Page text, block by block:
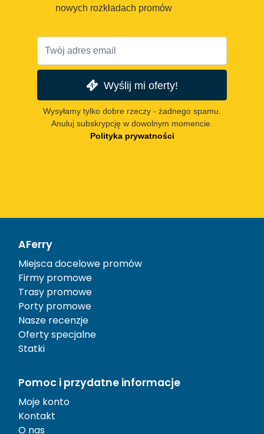
nowych rozkładach promów
Wyślij mi oferty!
Wysyłamy tylko dobre rzeczy - żadnego spamu.
Anuluj subskrypcję w dowolnym momencie.
Polityka prywatności
AFerry
Miejsca docelowe promów
Firmy promowe
Trasy promowe
Porty promowe
Nasze recenzje
Oferty specjalne
Statki
Pomoc i przydatne informacje
Moje konto
Kontakt
O nas